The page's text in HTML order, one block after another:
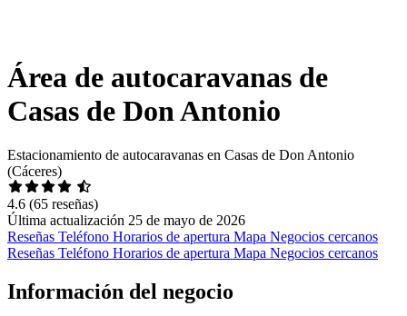
Área de autocaravanas de
Casas de Don Antonio
Estacionamiento de autocaravanas en Casas de Don Antonio
(Cáceres)
4.6 (65 reseñas)
Última actualización 25 de mayo de 2026
Reseñas Teléfono Horarios de apertura Mapa Negocios cercanos
Reseñas Teléfono Horarios de apertura Mapa Negocios cercanos
Información del negocio